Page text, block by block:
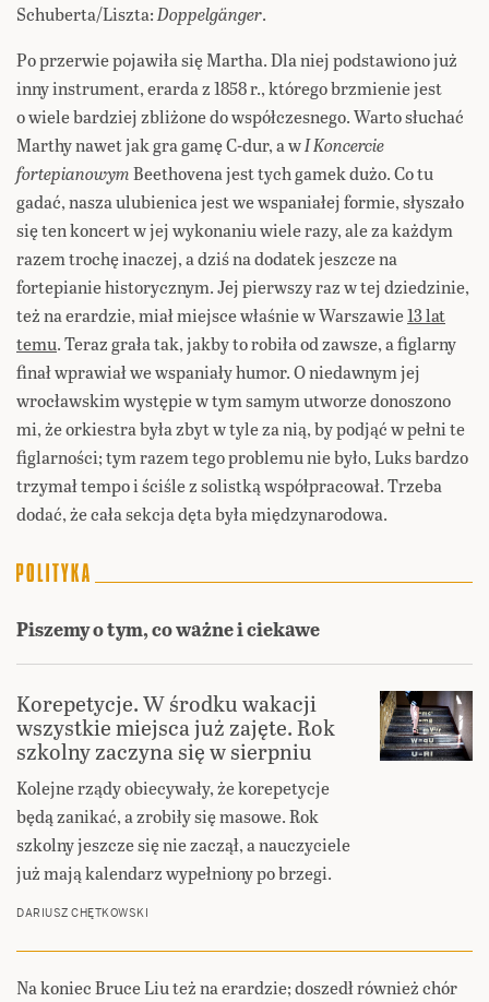
Schuberta/Liszta:Doppelgänger.
Po przerwie pojawiła się Martha. Dla niej podstawiono już
inny instrument, erarda z 1858 r., którego brzmienie jest
o wiele bardziej zbliżone do współczesnego. Warto słuchać
Marthy nawet jak gra gamę C-dur, a wI Koncercie
fortepianowymBeethovena jest tych gamek dużo. Co tu
gadać, nasza ulubienica jest we wspaniałej formie, słyszało
się ten koncert w jej wykonaniu wiele razy, ale za każdym
razem trochę inaczej, a dziś na dodatek jeszcze na
fortepianie historycznym. Jej pierwszy raz w tej dziedzinie,
też na erardzie, miał miejsce właśnie w Warszawie13 lat
temu. Teraz grała tak, jakby to robiła od zawsze, a figlarny
finał wprawiał we wspaniały humor. O niedawnym jej
wrocławskim występie w tym samym utworze donoszono
mi, że orkiestra była zbyt w tyle za nią, by podjąć w pełni te
figlarności; tym razem tego problemu nie było, Luks bardzo
trzymał tempo i ściśle z solistką współpracował. Trzeba
dodać, że cała sekcja dęta była międzynarodowa.
Piszemy o tym, co ważne i ciekawe
Korepetycje. W środku wakacji
wszystkie miejsca już zajęte. Rok
szkolny zaczyna się w sierpniu
Kolejne rządy obiecywały, że korepetycje
będą zanikać, a zrobiły się masowe. Rok
szkolny jeszcze się nie zaczął, a nauczyciele
już mają kalendarz wypełniony po brzegi.
DARIUSZ CHĘTKOWSKI
Na koniec Bruce Liu też na erardzie; doszedł również chór